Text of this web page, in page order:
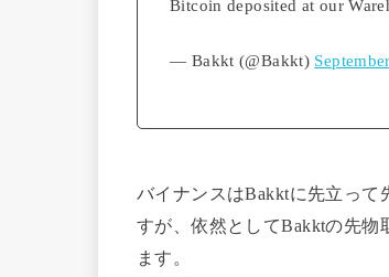
Bitcoin deposited at our
— Bakkt (@Bakkt)
バイナンスはBakktに先立って
すが、依然としてBakktの先
ます。